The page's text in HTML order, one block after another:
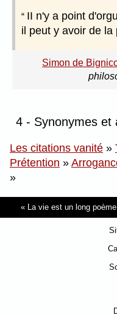
II n'y a point
il peut y avoir de la
Simon de
4 - Synonymes et
Les citations vanité »
Prétention »
»
La vie est un long